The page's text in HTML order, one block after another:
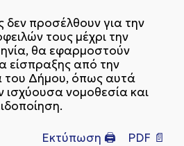
δεν προσέλθουν για την
τους μέχρι την
θα εφαρμοστούν
είσπραξης από την
του Δήμου, όπως αυτά
ισχύουσα νομοθεσία και
Εκτύπωση 🖨 PDF 📄